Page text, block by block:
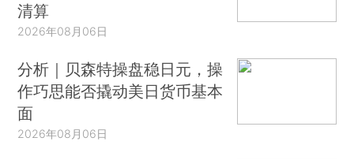
清算
2026年08月06日
分析｜贝森特操盘稳日元，操
作巧思能否撬动美日货币基本
面
2026年08月06日